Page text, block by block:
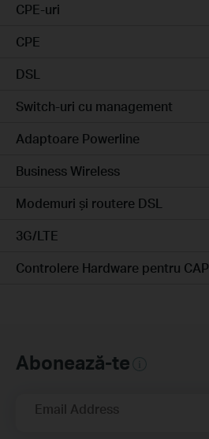
CPE-uri
CPE
DSL
Switch-uri cu management
Adaptoare Powerline
Business Wireless
Modemuri și routere DSL
3G/LTE
Controlere Hardware pentru CAP
Abonează-te
Email Address